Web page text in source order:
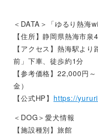
＜DATA＞「ゆるり熱海
【住所】静岡県熱海市
【アクセス】熱海駅よ
前」下車、徒歩約1分
【参考価格】22,000円
金）
【公式HP】 https://
＜DOG＞愛犬情報
【施設種別】旅館